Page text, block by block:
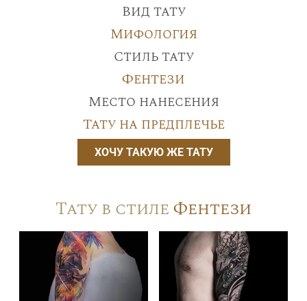
Вид тату
Мифология
Стиль тату
Фентези
Место нанесения
Тату на предплечье
ХОЧУ ТАКУЮ ЖЕ ТАТУ
Тату в стилеФентези